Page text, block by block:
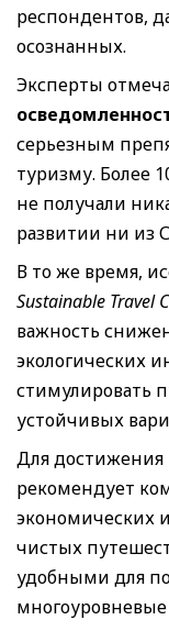
респондентов,
осознанных.
Эксперты
серьезным
туризму. Более
не получали
развитии ни из
В то же время,
Sustainable Travel
важность
экологических
стимулировать
устойчивых
Для достижения
рекомендует
экономических
чистых
удобными для